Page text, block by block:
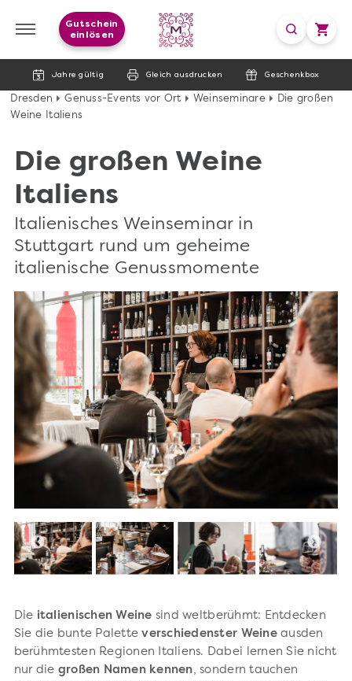
Jahre gültig Gleich ausdrucken Geschenkbox
Gutschein
einlösen
Dresden Genuss-Events vor Ort Weinseminare
Die großen
Weine Italiens
Die großen Weine
Italiens
Italienisches Weinseminar in
Stuttgart rund um geheime
italienische Genussmomente
Die italienischen Weine sind weltberühmt: Entdecken
Sie die bunte Paletteverschiedenster Weineausden
berühmtesten Regionen Italiens. Dabei lernen Sie nicht
nur die großen Namen kennen, sondern tauchen